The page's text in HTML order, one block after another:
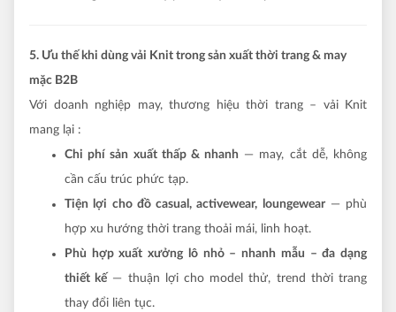
5. Ưu thế khi dùng vải Knit trong sản xuất thời trang & may
mặc B2B
Với doanh nghiệp may, thương hiệu thời trang – vải Knit
mang lại :
Chi phí sản xuất thấp & nhanh — may, cắt dễ, không
cần cấu trúc phức tạp.
Tiện lợi cho đồ casual, activewear, loungewear— phù
hợp xu hướng thời trang thoải mái, linh hoạt.
Phù hợp xuất xưởng lô nhỏ – nhanh mẫu – đa dạng
thiết kế — thuận lợi cho model thử, trend thời trang
thay đổi liên tục.